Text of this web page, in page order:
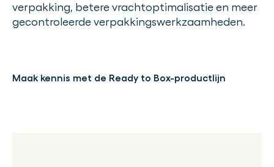
verpakking, betere vrachtoptimalisatie en meer
gecontroleerde verpakkingswerkzaamheden.
Maak kennis met de Ready to Box-productlijn